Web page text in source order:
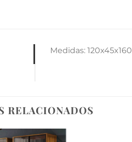
Medidas: 120x45x160
RELACIONADOS